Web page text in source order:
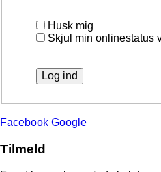
Husk mig
Skjul min onlinestatus
Facebook Google
Tilmeld